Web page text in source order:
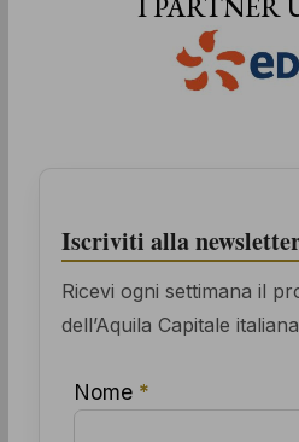
Iscriviti alla
Ricevi ogni settimana il
dell’Aquila Capitale
Nome *